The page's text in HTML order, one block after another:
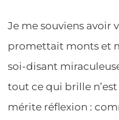
Je me souviens avoir
promettait monts et
soi-disant
tout ce qui brille
mérite réflexion :